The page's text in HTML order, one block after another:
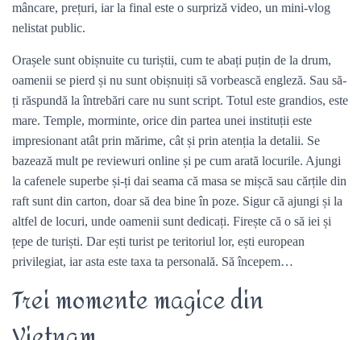
mâncare, prețuri, iar la final este o surpriză video, un mini-vlog
nelistat public.
Orașele sunt obișnuite cu turiștii, cum te abați puțin de la drum,
oamenii se pierd și nu sunt obișnuiți să vorbească engleză. Sau să-
ți răspundă la întrebări care nu sunt script. Totul este grandios, este
mare. Temple, morminte, orice din partea unei instituții este
impresionant atât prin mărime, cât și prin atenția la detalii. Se
bazează mult pe reviewuri online și pe cum arată locurile. Ajungi
la cafenele superbe și-ți dai seama că masa se mișcă sau cărțile din
raft sunt din carton, doar să dea bine în poze. Sigur că ajungi și la
altfel de locuri, unde oamenii sunt dedicați. Firește că o să iei și
țepe de turiști. Dar ești turist pe teritoriul lor, ești european
privilegiat, iar asta este taxa ta personală. Să începem…
Trei momente magice din